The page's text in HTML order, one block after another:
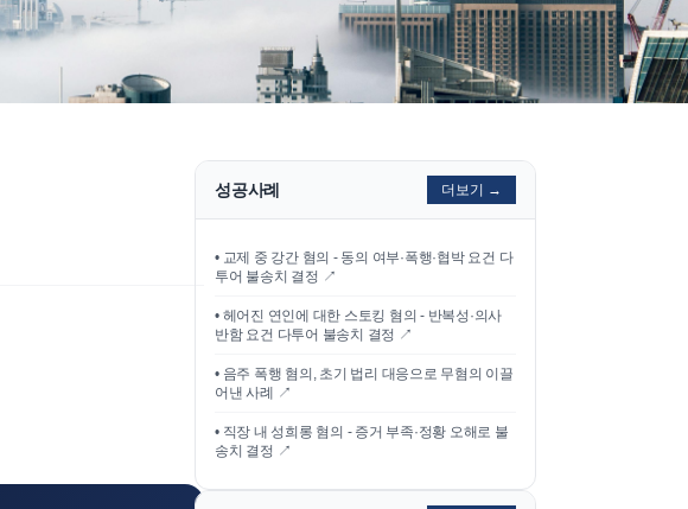
법률서식
뉴스레터/브로슈어
성공사례 더보기 →
• 교제 중 강간 혐의 - 동의 여부·폭행·협박 요건 다
투어 불송치 결정 ↗
• 헤어진 연인에 대한 스토킹 혐의 - 반복성·의사
반함 요건 다투어 불송치 결정 ↗
• 음주 폭행 혐의, 초기 법리 대응으로 무혐의 이끌
어낸 사례
↗
• 직장 내 성희롱 혐의 - 증거 부족·정황 오해로 불
송치 결정 ↗